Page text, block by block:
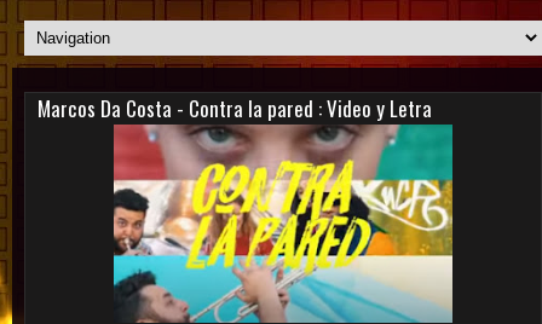
Marcos Da Costa - Contra la pared : Video y Letra